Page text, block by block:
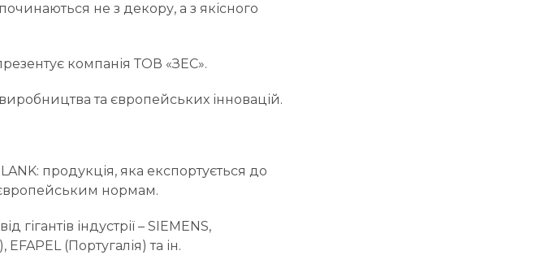
не з декору, а з якісного
компанія ТОВ «ЗЕС».
та європейських інновацій.
продукція, яка експортується до
нормам.
гігантів індустрії – SIEMENS,
(Португалія) та ін.